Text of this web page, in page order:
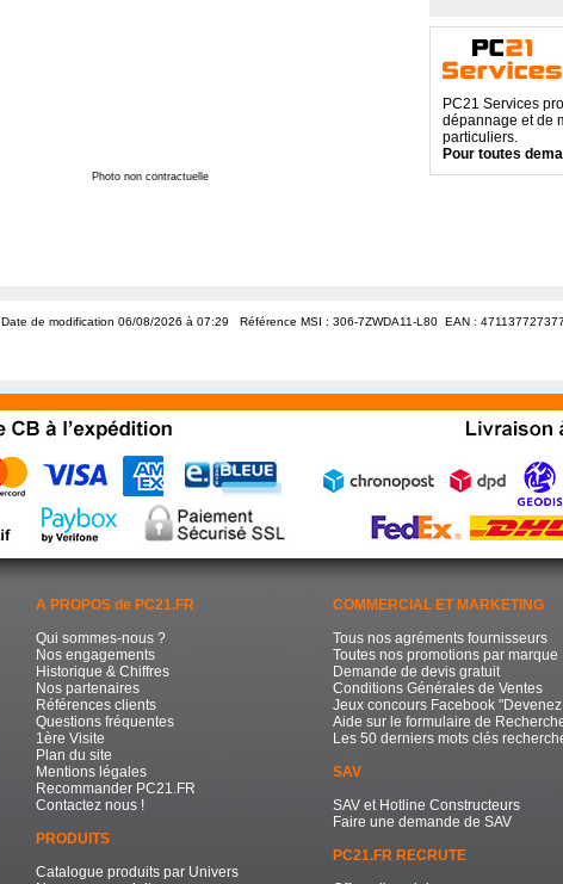
Photo non contractuelle
PC21 Services
dépannage et de
particuliers.
Pour toutes
Date de modification 06/08/2026 à 07:29 Référence MSI : 306-7ZWDA11-L80 EAN :
A PROPOS de PC21.FR
Qui sommes-nous ?
Nos engagements
Historique & Chiffres
Nos partenaires
Références clients
Questions fréquentes
1ère Visite
Plan du site
Mentions légales
Recommander PC21.FR
Contactez nous !
PRODUITS
Catalogue produits par Univers
COMMERCIAL ET MARKETING
Tous nos agréments fournisseurs
Toutes nos promotions par marque
Demande de devis gratuit
Conditions Générales de Ventes
Jeux concours Facebook
Aide sur le formulaire de
Les 50 derniers mots clés
SAV
SAV et Hotline Constructeurs
Faire une demande de SAV
PC21.FR RECRUTE